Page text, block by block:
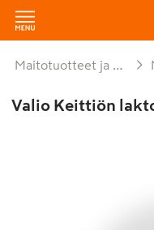
Maitotuotteet ja munat
Valio Keittiön